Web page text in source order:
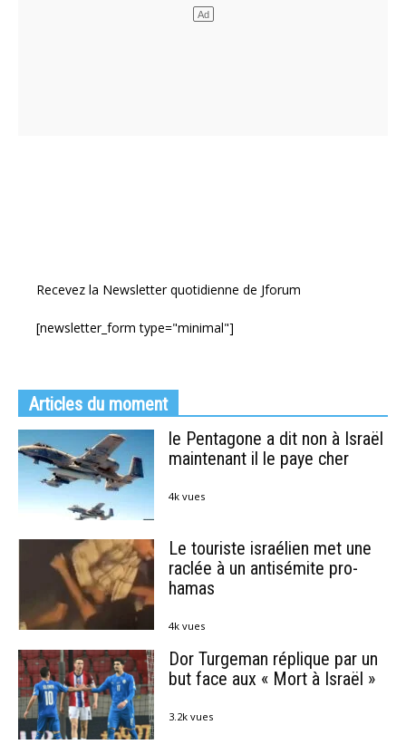
Recevez la Newsletter quotidienne de Jforum
[newsletter_form type="minimal"]
Articles du moment
le Pentagone a dit non à Israël
maintenant il le paye cher
4k vues
Le touriste israélien met une
raclée à un antisémite pro-
hamas
4k vues
Dor Turgeman réplique par un
but face aux « Mort à Israël »
3.2k vues